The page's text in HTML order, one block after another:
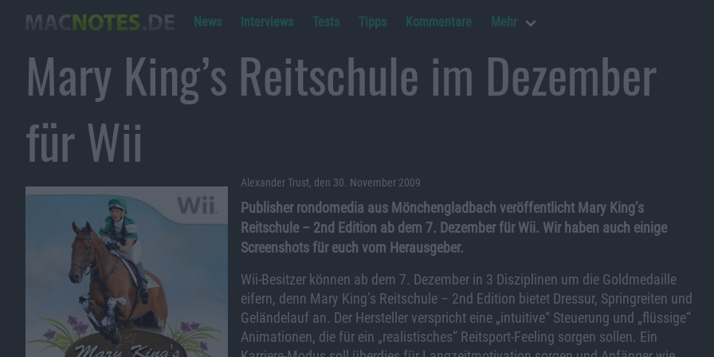
News Interviews Tests Tipps Kommentare Mehr
Mary King’s Reitschule im Dezember
für Wii
Alexander Trust, den 30. November 2009
Publisher rondomedia aus Mönchengladbach veröffentlicht Mary King’s
Reitschule – 2nd Edition ab dem 7. Dezember für Wii. Wir haben auch einige
Screenshots für euch vom Herausgeber.
Wii-Besitzer können ab dem 7. Dezember in 3 Disziplinen um die Goldmedaille
eifern, denn Mary King’s Reitschule – 2nd Edition bietet Dressur, Springreiten und
Geländelauf an. Der Hersteller verspricht eine „intuitive“ Steuerung und „flüssige“
Animationen, die für ein „realistisches“ Reitsport-Feeling sorgen sollen. Ein